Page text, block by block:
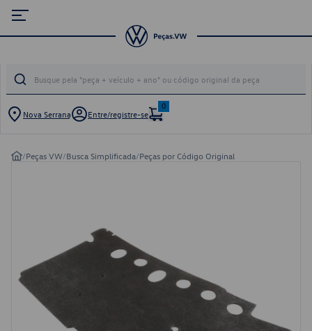
Nova Serrana Entre/registre-se
0
/Peças VW/Busca Simplificada/Peças por Código Original